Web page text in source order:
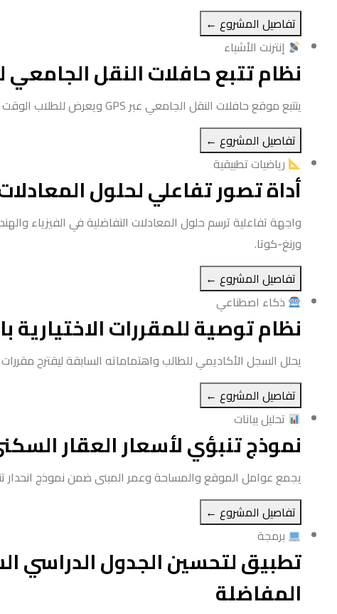
تفاصيل المشروع ←
إنترنت الأشياء
نظام تتبع حافلات النقل الجامعي
يتتبع موقع حافلات النقل الجامعي عبر GPS ويعرض للطلاب الوقت المتوقع للوصول مع تنبيهات عند التأخير.
تفاصيل المشروع ←
رياضيات تطبيقية
أداة تصور تفاعلي لحلول
واجهة تفاعلية ترسم حلول المعادلات التفاضلية في الفيزياء
ورنغ-كوتا.
تفاصيل المشروع ←
ذكاء اصطناعي
نظام توصية للمقررات الاختيارية
يحلل السجل الأكاديمي للطالب واهتماماته السابقة ليقترح
تفاصيل المشروع ←
تحليل بيانات
نموذج تنبؤي لأسعار العقار
يجمع عوامل الموقع والمساحة وعمر المبنى ضمن نموذج انحدار
تفاصيل المشروع ←
برمجة
تطبيق لتحسين الجدول الدراسي
المفاضلة